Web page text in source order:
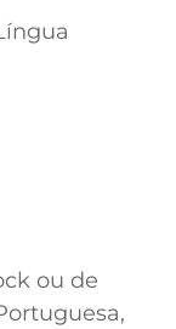
ou de